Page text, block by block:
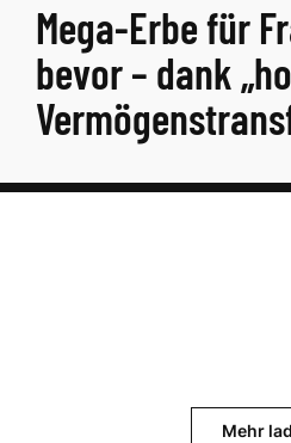
Mega-Erbe für
bevor – dank
Mehr